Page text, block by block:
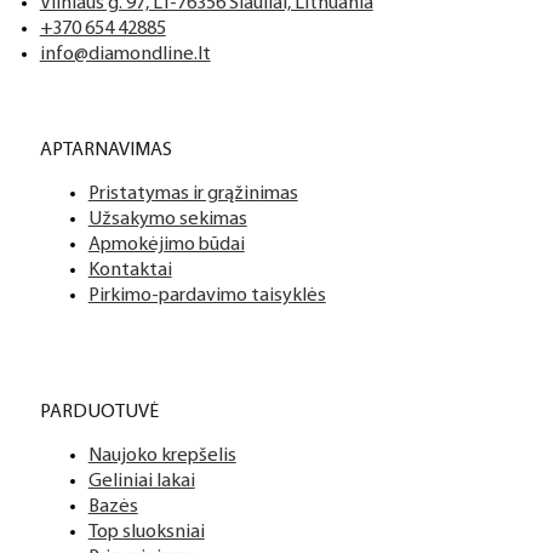
+370 654 42885
info@diamondline.lt
APTARNAVIMAS
Pristatymas ir grąžinimas
Užsakymo sekimas
Apmokėjimo būdai
Kontaktai
Pirkimo-pardavimo taisyklės
PARDUOTUVĖ
Naujoko krepšelis
Geliniai lakai
Bazės
Top sluoksniai